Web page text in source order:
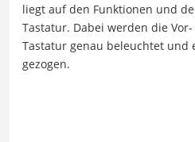
liegt auf den Funktionen und
Tastatur. Dabei werden die
Tastatur genau beleuchtet und
gezogen.